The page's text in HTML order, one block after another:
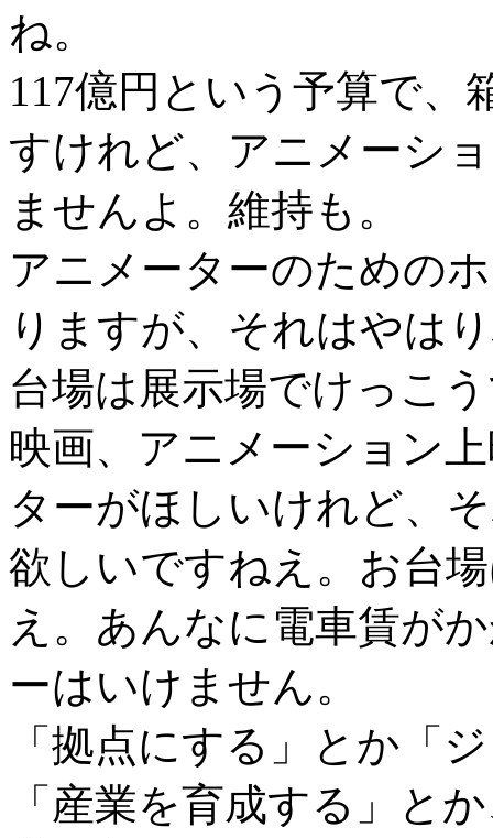
ね。
117億円という予算で、
すけれど、アニメーシ
ませんよ。維持も。
アニメーターのための
りますが、それはやは
台場は展示場でけっこ
映画、アニメーション
ターがほしいけれど、
欲しいですねえ。お台
え。あんなに電車賃が
ーはいけません。
「拠点にする」とか「
「産業を育成する」と